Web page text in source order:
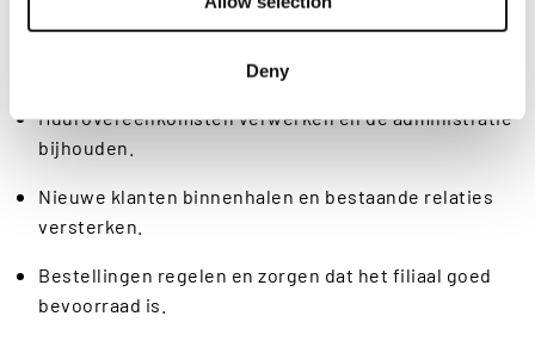
Deny
Jouw belangrijkste taken:
Klanten adviseren/helpen via telefoon, e-mail en in
Huurovereenkomsten verwerken en de administratie
bijhouden.
Nieuwe klanten binnenhalen en bestaande relaties
versterken.
Bestellingen regelen en zorgen dat het filiaal goed
bevoorraad is.